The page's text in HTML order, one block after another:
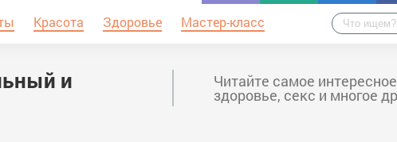
Красота Здоровье Мастер-класс
и Читайте самое
здоровье, секс и многое